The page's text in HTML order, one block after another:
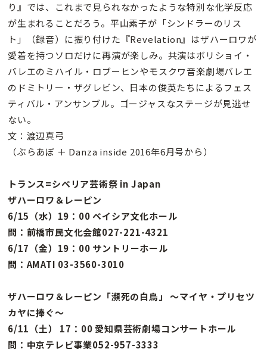
り』では、これまで見られなかったような特別な化学反応
が生まれることだろう。平山素子が「シンドラーのリス
ト」（録音）に振り付けた『Revelation』はザハーロワが
愛着を持つソロだけに再演が楽しみ。共演はボリショイ・
バレエのミハイル・ロブーヒンやモスクワ音楽劇場バレエ
のドミトリー・ザグレビン、日本の俊英たちによるフェス
ティバル・アンサンブル。ゴージャスなステージが見逃せ
ない。
文：渡辺真弓
（ぶらあぼ ＋ Danza inside 2016年6月号から）
トランス=シベリア芸術祭 in Japan
ザハーロワ＆レーピン
6/15（水）19：00 ベイシア文化ホール
問：前橋市民文化会館027-221-4321
6/17（金）19：00 サントリーホール
問：AMATI 03-3560-3010
ザハーロワ＆レーピン「瀕死の白鳥」 〜マイヤ・プリセツ
カヤに捧ぐ〜
6/11（土） 17：00 愛知県芸術劇場コンサートホール
問：中京テレビ事業052-957-3333